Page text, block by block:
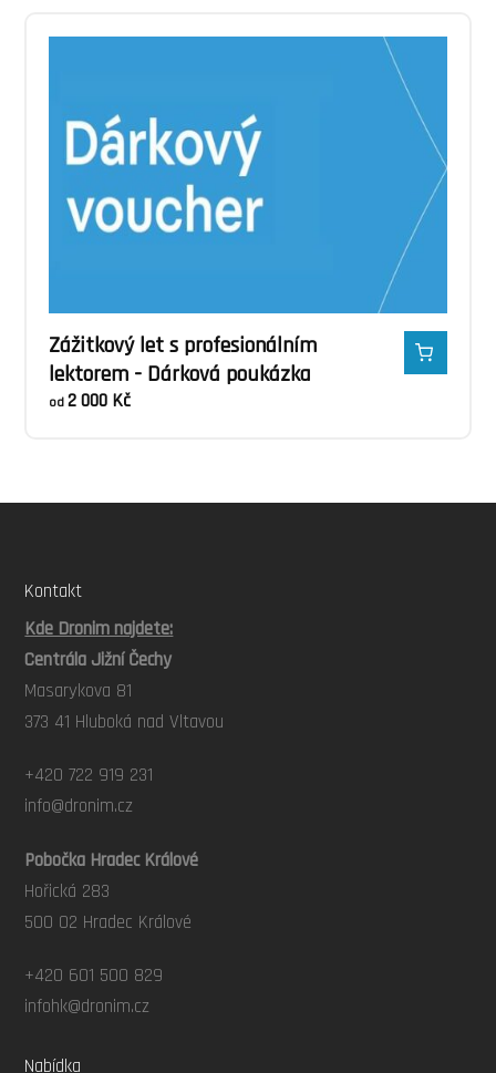
Zážitkový let s profesionálním
lektorem - Dárková poukázka
od2 000 Kč
Kontakt
Kde Dronim najdete:
Centrála Jižní Čechy
Masarykova 81
373 41 Hluboká nad Vltavou
+420 722 919 231
info@dronim.cz
Pobočka Hradec Králové
Hořická 283
500 02 Hradec Králové
+420 601 500 829
infohk@dronim.cz
Nabídka